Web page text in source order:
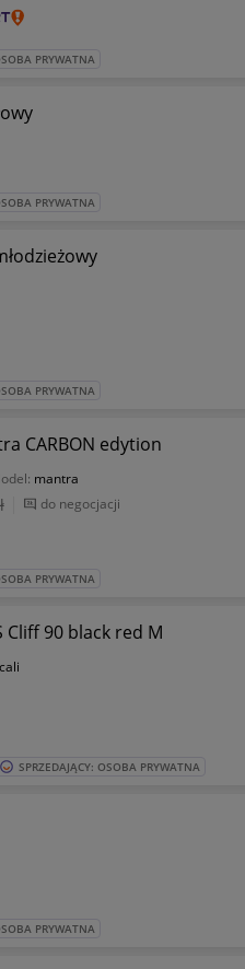
PRYWATNA
PRYWATNA
PRYWATNA
CARBON edytion
mantra
do negocjacji
PRYWATNA
Cliff 90 black red M
SPRZEDAJĄCY: OSOBA PRYWATNA
PRYWATNA